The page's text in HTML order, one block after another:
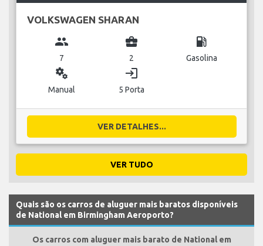
VOLKSWAGEN SHARAN
group
7
business_center
2
local_gas_station
Gasolina
miscellaneous_services
Manual
login
5 Porta
VER DETALHES...
VER TUDO
Quais são os carros de aluguer mais baratos disponíveis
de National em Birmingham Aeroporto?
Os carros com aluguer mais barato de National em